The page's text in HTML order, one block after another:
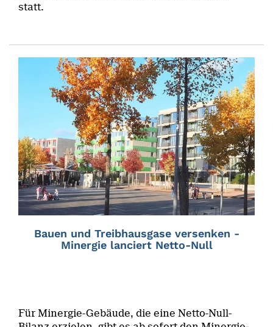
statt.
Bauen und Treibhausgase versenken -
Minergie lanciert Netto-Null
Für Minergie-Gebäude, die eine Netto-Null-